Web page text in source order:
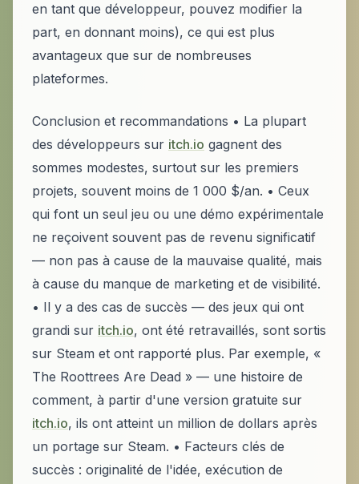
en tant que développeur, pouvez modifier la
part, en donnant moins), ce qui est plus
avantageux que sur de nombreuses
plateformes.
Conclusion et recommandations • La plupart
des développeurs sur itch.io gagnent des
sommes modestes, surtout sur les premiers
projets, souvent moins de 1 000 $/an. • Ceux
qui font un seul jeu ou une démo expérimentale
ne reçoivent souvent pas de revenu significatif
— non pas à cause de la mauvaise qualité, mais
à cause du manque de marketing et de visibilité.
• Il y a des cas de succès — des jeux qui ont
grandi sur itch.io, ont été retravaillés, sont sortis
sur Steam et ont rapporté plus. Par exemple, «
The Roottrees Are Dead » — une histoire de
comment, à partir d'une version gratuite sur
itch.io, ils ont atteint un million de dollars après
un portage sur Steam. • Facteurs clés de
succès : originalité de l'idée, exécution de